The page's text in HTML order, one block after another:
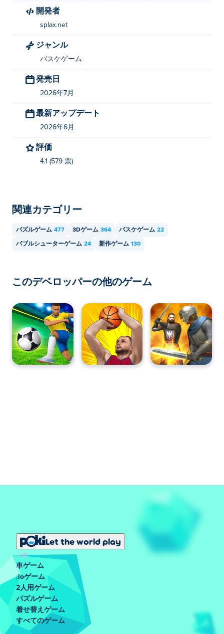
誰ですか？
されました。他のゲームは Poki (ポキ):
、Sword Road
Bubbleshooter x Basketball 3Dを無料でプレイ
するにはどうすればいいですか？
PokiではBubbleshooter x Basketball 3Dを無料でプレイ
できます。
Bubbleshooter x Basketball 3Dは、モバイル端
末とデスクトップの両方でプレイできますか？
もプレイできます。
開発者
splax.net
ジャンル
バスケゲーム
発売日
2026年7月
最新アップデート
2026年6月
評価
4.1 (579 票)
関連カテゴリー
パズルゲーム 477 3Dゲーム 364 バスケゲーム 22
バブルシューターゲーム 24 新作ゲーム 130
このデベロッパーの他のゲーム
Let the world play
人気
車ゲーム
.ioゲーム
2人用ゲーム
パズルゲーム
着せ替えゲーム
すべてのゲーム